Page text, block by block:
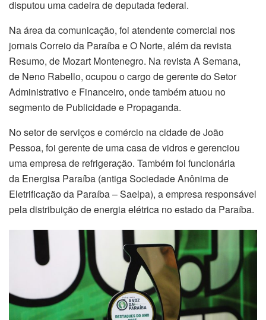
disputou uma cadeira de deputada federal.
Na área da comunicação, foi atendente comercial nos
jornais Correio da Paraíba e O Norte, além da revista
Resumo, de Mozart Montenegro. Na revista A Semana,
de Neno Rabello, ocupou o cargo de gerente do Setor
Administrativo e Financeiro, onde também atuou no
segmento de Publicidade e Propaganda.
No setor de serviços e comércio na cidade de João
Pessoa, foi gerente de uma casa de vidros e gerenciou
uma empresa de refrigeração. Também foi funcionária
da Energisa Paraíba (antiga Sociedade Anônima de
Eletrificação da Paraíba – Saelpa), a empresa responsável
pela distribuição de energia elétrica no estado da Paraíba.